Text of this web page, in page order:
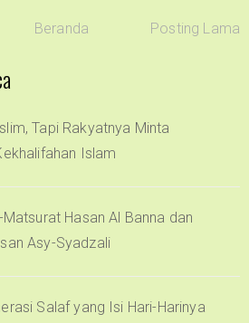
Beranda Posting Lama
Tapi Rakyatnya Minta
Islam
Matsurat Hasan Al Banna dan
Asy-Syadzali
Salaf yang Isi Hari-Harinya